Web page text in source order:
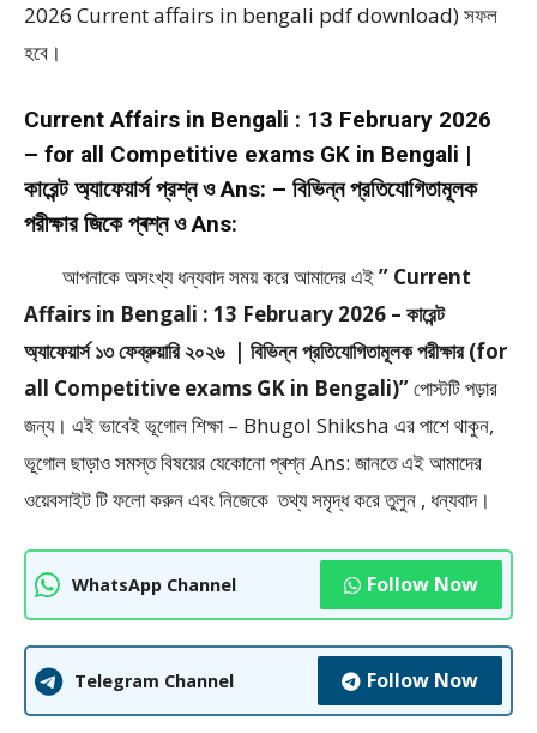
2026 Current affairs in bengali pdf download) সফল
হবে।
Current Affairs in Bengali : 13 February 2026
– for all Competitive exams GK in Bengali |
কারেন্ট অ্যাফেয়ার্স প্রশ্ন ও Ans: – বিভিন্ন প্রতিযোগিতামূলক
পরীক্ষার জিকে প্ৰশ্ন ও Ans:
আপনাকে অসংখ্য ধন্যবাদ সময় করে আমাদের এই” Current
Affairs in Bengali : 13 February 2026 – কারেন্ট
অ্যাফেয়ার্স ১৩ ফেব্রুয়ারি ২০২৬ | বিভিন্ন প্রতিযোগিতামূলক পরীক্ষার (for
all Competitive exams GK in Bengali)”পােস্টটি পড়ার
জন্য। এই ভাবেই ভূগোল শিক্ষা – Bhugol Shiksha এর পাশে থাকুন,
ভূগোল ছাড়াও সমস্ত বিষয়ের যেকোনো প্ৰশ্ন Ans: জানতে এই আমাদের
ওয়েবসাইট টি ফলাে করুন এবং নিজেকে তথ্য সমৃদ্ধ করে তুলুন , ধন্যবাদ।
WhatsApp Channel Follow Now
Telegram Channel Follow Now